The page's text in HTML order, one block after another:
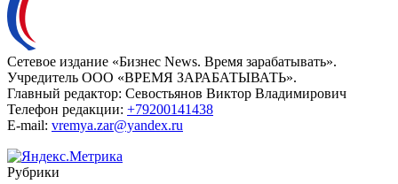
Сетевое издание «Бизнес News. Время зарабатывать».
Учредитель ООО «ВРЕМЯ ЗАРАБАТЫВАТЬ».
Главный редактор: Севостьянов Виктор Владимирович
Телефон редакции: +79200141438
E-mail: vremya.zar@yandex.ru
Рубрики